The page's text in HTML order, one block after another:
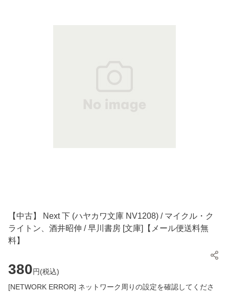
【中古】 Next 下 (ハヤカワ文庫 NV1208) / マイクル・ク
ライトン、酒井昭伸 / 早川書房 [文庫]【メール便送料無
料】
380円(税込)
[NETWORK ERROR] ネットワーク周りの設定を確認してくださ